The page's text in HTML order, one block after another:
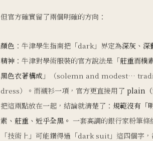
但官方確實留了兩個明確的方向：
顏色 ：牛津學生指南把「dark」界定為深灰、深
精神 ：牛津對學術服裝的官方說法是「莊重而樸
黑色衣著構成 」（solemn and modest…
dress）。而襯衫一項，官方更直接用了 plain（
把這兩點放在一起，結論就清楚了： 規範沒有「
素、莊重、近乎全黑。 一套高調的銀行家粉筆
「技術上」可能鑽得過「dark suit」這四個字